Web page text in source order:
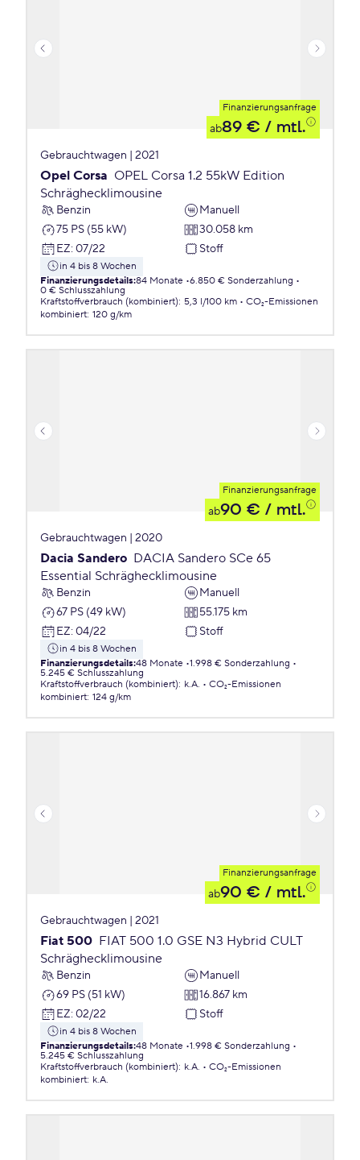
Finanzierungsanfrage
ab89 € / mtl.
Gebrauchtwagen | 2021
Opel Corsa OPEL Corsa 1.2 55kW Edition
Schräghecklimousine
Benzin
Manuell
75 PS (55 kW)
30.058 km
EZ: 07/22 Stoff
in 4 bis 8 Wochen
Finanzierungsdetails:84 Monate 6.850 € Sonderzahlung
0 € Schlusszahlung
Kraftstoffverbrauch (kombiniert): 5,3 l/100 km
CO₂-Emissionen
kombiniert: 120 g/km
Finanzierungsanfrage
ab90 € / mtl.
Gebrauchtwagen | 2020
Dacia Sandero DACIA Sandero SCe 65
Essential Schräghecklimousine
Benzin
Manuell
67 PS (49 kW)
55.175 km
EZ: 04/22 Stoff
in 4 bis 8 Wochen
Finanzierungsdetails:48 Monate 1.998 € Sonderzahlung
5.245 € Schlusszahlung
Kraftstoffverbrauch (kombiniert): k.A.
CO₂-Emissionen
kombiniert: 124 g/km
Finanzierungsanfrage
ab90 € / mtl.
Gebrauchtwagen | 2021
Fiat 500 FIAT 500 1.0 GSE N3 Hybrid CULT
Schräghecklimousine
Benzin
Manuell
69 PS (51 kW)
16.867 km
EZ: 02/22 Stoff
in 4 bis 8 Wochen
Finanzierungsdetails:48 Monate 1.998 € Sonderzahlung
5.245 € Schlusszahlung
Kraftstoffverbrauch (kombiniert): k.A.
CO₂-Emissionen
kombiniert: k.A.